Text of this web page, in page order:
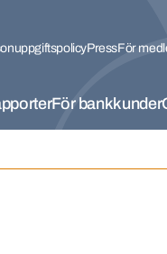
PressFör
För bankkunder